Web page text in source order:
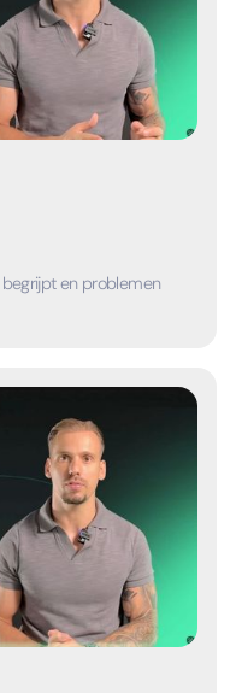
en problemen